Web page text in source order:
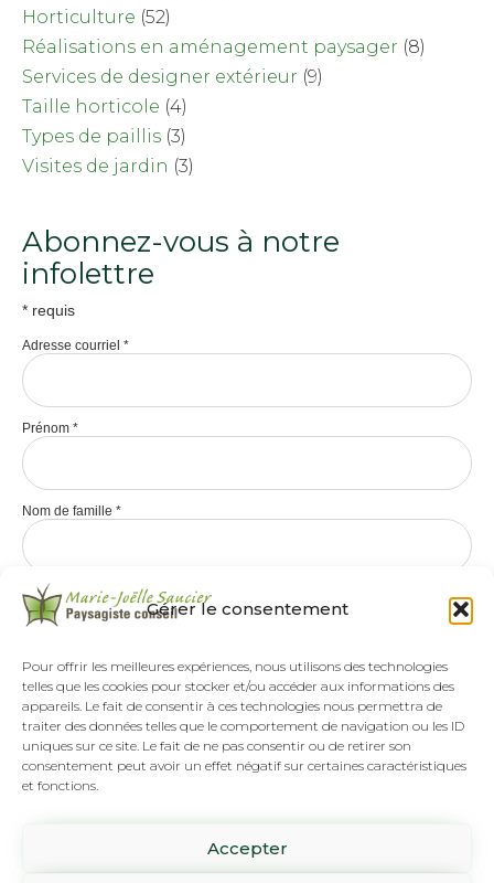
Gérer le consentement
Pour offrir les meilleures expériences, nous utilisons des technologies
telles que les cookies pour stocker et/ou accéder aux informations des
appareils. Le fait de consentir à ces technologies nous permettra de
traiter des données telles que le comportement de navigation ou les ID
uniques sur ce site. Le fait de ne pas consentir ou de retirer son
consentement peut avoir un effet négatif sur certaines caractéristiques
et fonctions.
Accepter
Horticulture (52)
Réalisations en aménagement paysager (8)
Services de designer extérieur (9)
Taille horticole (4)
Types de paillis (3)
Visites de jardin (3)
Abonnez-vous à notre
infolettre
* requis
Adresse courriel *
Prénom *
Nom de famille *
SUR RENDEZ-VOUS SEULEMENT